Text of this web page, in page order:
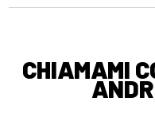
CHIAMAMI